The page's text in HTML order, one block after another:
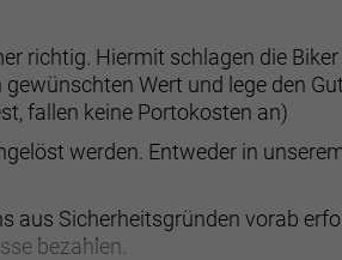
richtig. Hiermit schlagen die
Wert und lege den
fallen keine Portokosten an)
werden. Entweder in
aus Sicherheitsgründen vorab
bezahlen.